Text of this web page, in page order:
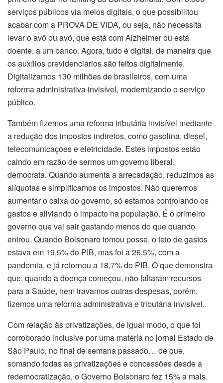
serviços públicos via meios digitais, o que possibilitou
acabar com a PROVA DE VIDA, ou seja, não necessita
levar o avô ou avó, que está com Alzheimer ou está
doente, a um banco. Agora, tudo é digital, de maneira que
os auxílios previdenciários são feitos digitalmente.
Digitalizamos 130 milhões de brasileiros, com uma
reforma administrativa invisível, modernizando o serviço
público.
Também fizemos uma reforma tributária invisível mediante
a redução dos impostos indiretos, como gasolina, diesel,
telecomunicações e eletricidade. Estes impostos estão
caindo em razão de sermos um governo liberal,
democrata. Quando aumenta a arrecadação, reduzimos as
alíquotas e simplificamos os impostos. Não queremos
aumentar o caixa do governo, só estamos controlando os
gastos e aliviando o impacto na população. É o primeiro
governo que vai sair gastando menos do que quando
entrou. Quando Bolsonaro tomou posse, o teto de gastos
estava em 19,5% do PIB, mas foi a 26,5%, com a
pandemia, e já retornou a 18,7% do PIB. O que demonstra
que, quando a doença começou, não faltaram recursos
para a Saúde, nem travamos outras despesas, porém,
fizemos uma reforma administrativa e tributária invisível.
Com relação às privatizações, de igual modo, o que foi
corroborado inclusive por uma matéria no jornal Estado de
São Paulo, no final de semana passado… de que,
somando todas as privatizações e concessões desde a
redemocratização, o Governo Bolsonaro fez 15% a mais.